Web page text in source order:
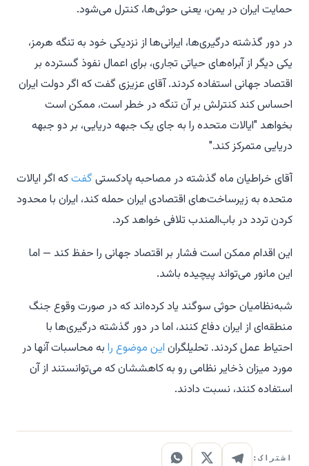
حمایت ایران در یمن، یعنی حوثی‌ها، کنترل می‌شود.
در دور گذشته درگیری‌ها، ایرانی‌ها از نزدیکی خود به تنگه هرمز،
یکی دیگر از آبراه‌های حیاتی تجاری، برای اعمال نفوذ گسترده بر
اقتصاد جهانی استفاده کردند. آقای عزیزی گفت که اگر دولت ایران
احساس کند کنترلش بر آن تنگه در خطر است، ممکن است
بخواهد "ایالات متحده را به جای یک جبهه دریایی، بر دو جبهه
دریایی متمرکز کند."
آقای خراطیان ماه گذشته در مصاحبه پادکستی گفتکه اگر ایالات
متحده به زیرساخت‌های اقتصادی ایران حمله کند، ایران با محدود
کردن تردد در باب‌المندب تلافی خواهد کرد.
این اقدام ممکن است فشار بر اقتصاد جهانی را حفظ کند — اما
این مانور می‌تواند پیچیده باشد.
شبه‌نظامیان حوثی سوگند یاد کرده‌اند که در صورت وقوع جنگ
منطقه‌ای از ایران دفاع کنند، اما در دور گذشته درگیری‌ها با
احتیاط عمل کردند. تحلیلگران این موضوع را به محاسبات آنها در
مورد میزان ذخایر نظامی رو به کاهششان که می‌توانستند از آن
استفاده کنند، نسبت دادند.
اشتراک: